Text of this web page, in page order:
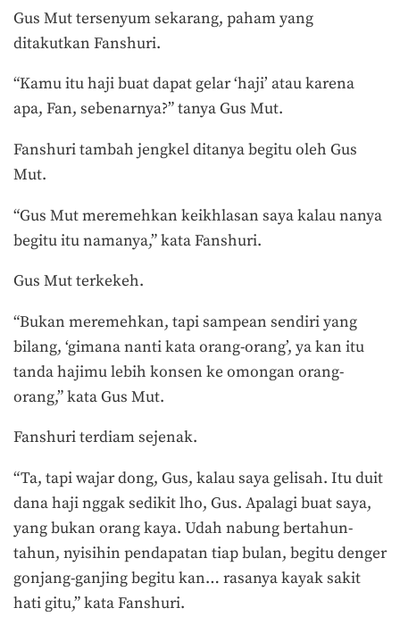
Gus Mut tersenyum sekarang, paham yang
ditakutkan Fanshuri.
“Kamu itu haji buat dapat gelar ‘haji’ atau karena
apa, Fan, sebenarnya?” tanya Gus Mut.
Fanshuri tambah jengkel ditanya begitu oleh Gus
Mut.
“Gus Mut meremehkan keikhlasan saya kalau nanya
begitu itu namanya,” kata Fanshuri.
Gus Mut terkekeh.
“Bukan meremehkan, tapi sampean sendiri yang
bilang, ‘gimana nanti kata orang-orang’, ya kan itu
tanda hajimu lebih konsen ke omongan orang-
orang,” kata Gus Mut.
Fanshuri terdiam sejenak.
“Ta, tapi wajar dong, Gus, kalau saya gelisah. Itu duit
dana haji nggak sedikit lho, Gus. Apalagi buat saya,
yang bukan orang kaya. Udah nabung bertahun-
tahun, nyisihin pendapatan tiap bulan, begitu denger
gonjang-ganjing begitu kan… rasanya kayak sakit
hati gitu,” kata Fanshuri.